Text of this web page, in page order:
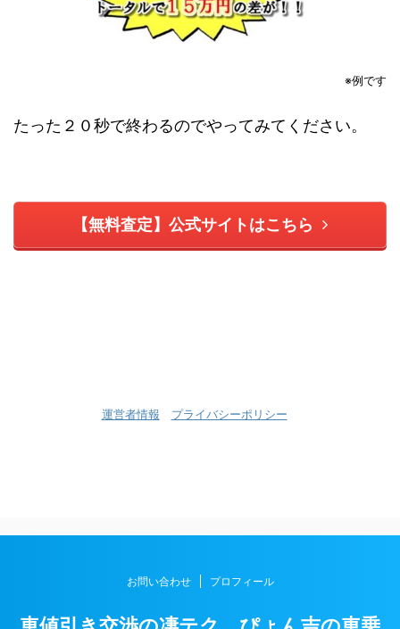
※例です
たった２０秒で終わるのでやってみてください。
【無料査定】公式サイトはこちら
運営者情報 プライバシーポリシー
お問い合わせ プロフィール